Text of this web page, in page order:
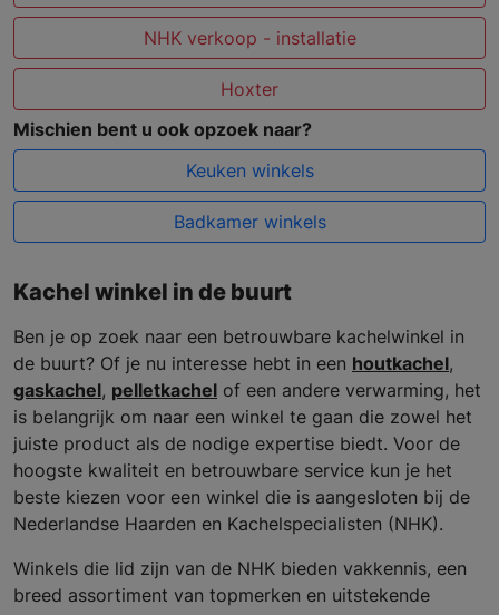
NHK verkoop - installatie
Hoxter
Mischien bent u ook opzoek naar?
Keuken winkels
Badkamer winkels
Kachel winkel in de buurt
Ben je op zoek naar een betrouwbare kachelwinkel in
de buurt? Of je nu interesse hebt in een houtkachel,
gaskachel, pelletkachel of een andere verwarming, het
is belangrijk om naar een winkel te gaan die zowel het
juiste product als de nodige expertise biedt. Voor de
hoogste kwaliteit en betrouwbare service kun je het
beste kiezen voor een winkel die is aangesloten bij de
Nederlandse Haarden en Kachelspecialisten (NHK).
Winkels die lid zijn van de NHK bieden vakkennis, een
breed assortiment van topmerken en uitstekende